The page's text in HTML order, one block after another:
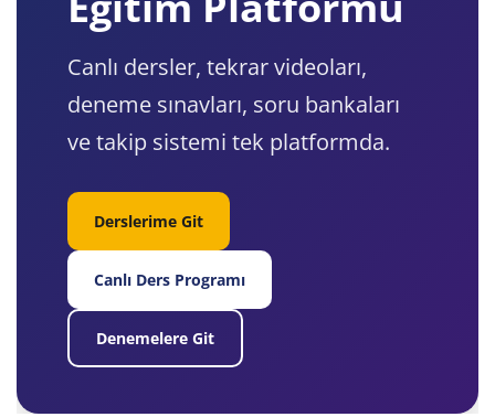
Canlı dersler, tekrar videoları,
deneme sınavları, soru bankaları
ve takip sistemi tek platformda.
Derslerime Git
Canlı Ders Programı
Denemelere Git